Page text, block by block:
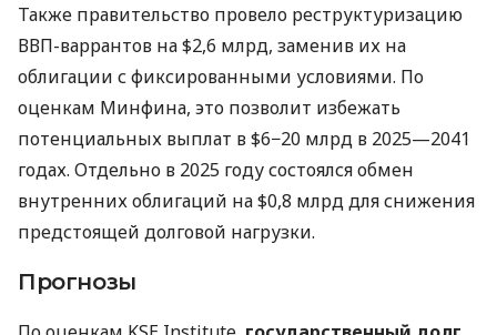
Также правительство провело реструктуризацию
ВВП-варрантов на $2,6 млрд, заменив их на
облигации с фиксированными условиями. По
оценкам Минфина, это позволит избежать
потенциальных выплат в $6−20 млрд в 2025—2041
годах. Отдельно в 2025 году состоялся обмен
внутренних облигаций на $0,8 млрд для снижения
предстоящей долговой нагрузки.
Прогнозы